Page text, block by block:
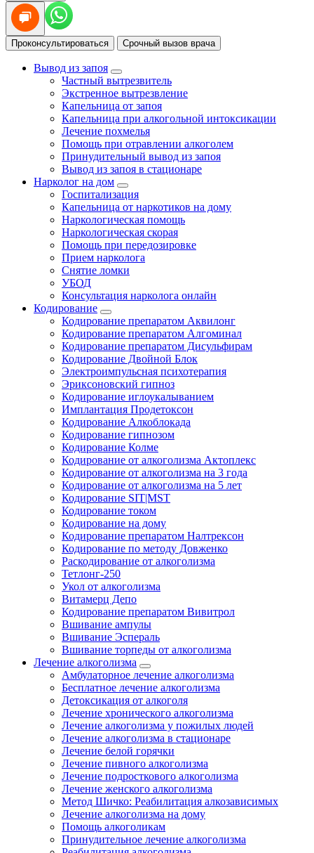
Проконсультироваться Срочный вызов врача
Вывод из запоя
Частный вытрезвитель
Экстренное вытрезвление
Капельница от запоя
Капельница при алкогольной интоксикации
Лечение похмелья
Помощь при отравлении алкоголем
Принудительный вывод из запоя
Вывод из запоя в стационаре
Нарколог на дом
Госпитализация
Капельница от наркотиков на дому
Наркологическая помощь
Наркологическая скорая
Помощь при передозировке
Прием нарколога
Снятие ломки
УБОД
Консультация нарколога онлайн
Кодирование
Кодирование препаратом Аквилонг
Кодирование препаратом Алгоминал
Кодирование препаратом Дисульфирам
Кодирование Двойной Блок
Электроимпульсная психотерапия
Эриксоновский гипноз
Кодирование иглоукалыванием
Имплантация Продетоксон
Кодирование Алкоблокада
Кодирование гипнозом
Кодирование Колме
Кодирование от алкоголизма Актоплекс
Кодирование от алкоголизма на 3 года
Кодирование от алкоголизма на 5 лет
Кодирование SIT|MST
Кодирование током
Кодирование на дому
Кодирование препаратом Налтрексон
Кодирование по методу Довженко
Раскодирование от алкоголизма
Тетлонг-250
Укол от алкоголизма
Витамерц Депо
Кодирование препаратом Вивитрол
Вшивание ампулы
Вшивание Эспераль
Вшивание торпеды от алкоголизма
Лечение алкоголизма
Амбулаторное лечение алкоголизма
Бесплатное лечение алкоголизма
Детоксикация от алкоголя
Лечение хронического алкоголизма
Лечение алкоголизма у пожилых людей
Лечение алкоголизма в стационаре
Лечение белой горячки
Лечение пивного алкоголизма
Лечение подросткового алкоголизма
Лечение женского алкоголизма
Метод Шичко: Реабилитация алкозависимых
Лечение алкоголизма на дому
Помощь алкоголикам
Принудительное лечение алкоголизма